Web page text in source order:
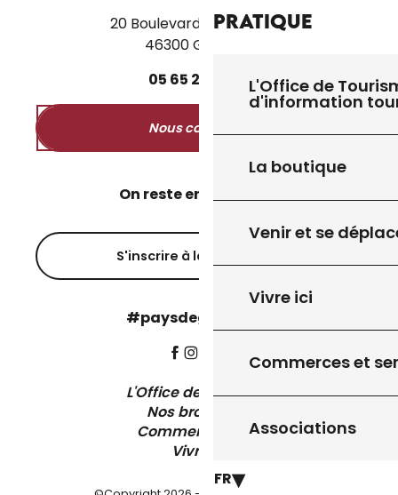
Pratique
L'Office de
d'information
La boutique
Venir et se
Vivre ici
Commerces et
Associations
FR
20 Boulevard des Martyrs
46300 Gourdon
05 65 27 50
Nous contacter
On reste en contact ?
S'inscrire à la newsletter
#paysdegourdon !
L'Office de Tourisme
Nos brochures
Comment venir ?
Vivre ici